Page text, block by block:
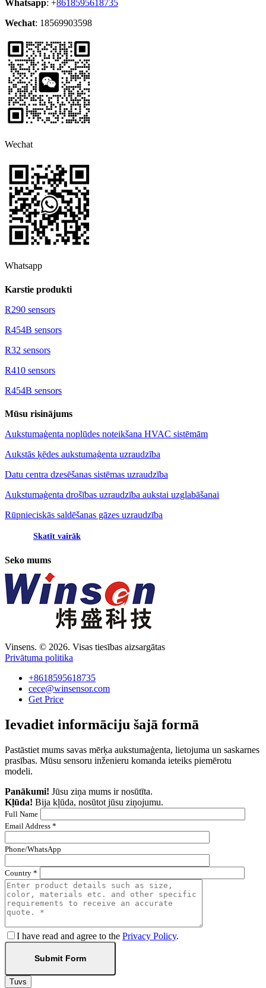
Whatsapp: +8618595618735
Wechat: 18569903598
Wechat
Whatsapp
Karstie produkti
R290 sensors
R454B sensors
R32 sensors
R410 sensors
R454B sensors
Mūsu risinājums
Aukstumaģenta noplūdes noteikšana HVAC sistēmām
Aukstās ķēdes aukstumaģenta uzraudzība
Datu centra dzesēšanas sistēmas uzraudzība
Aukstumaģenta drošības uzraudzība aukstai uzglabāšanai
Rūpnieciskās saldēšanas gāzes uzraudzība
Skatīt vairāk
Seko mums
Vinsens. © 2026. Visas tiesības aizsargātas
Privātuma politika
+8618595618735
cece@winsensor.com
Get Price
Ievadiet informāciju šajā formā
Pastāstiet mums savas mērķa aukstumaģenta, lietojuma un saskarnes
prasības. Mūsu sensoru inženieru komanda ieteiks piemērotu
modeli.
Panākumi! Jūsu ziņa mums ir nosūtīta.
Kļūda! Bija kļūda, nosūtot jūsu ziņojumu.
Full Name
Email Address *
Phone/WhatsApp
Country *
I have read and agree to the Privacy Policy.
Tuvs